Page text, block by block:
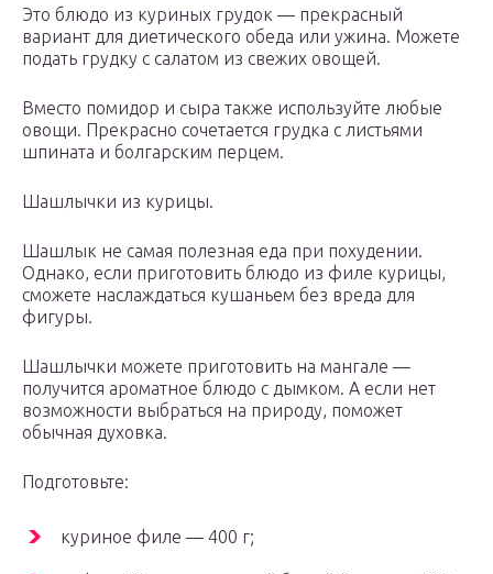
Это блюдо из куриных грудок — прекрасный
вариант для диетического обеда или ужина. Можете
подать грудку с салатом из свежих овощей.
Вместо помидор и сыра также используйте любые
овощи. Прекрасно сочетается грудка с листьями
шпината и болгарским перцем.
Шашлычки из курицы.
Шашлык не самая полезная еда при похудении.
Однако, если приготовить блюдо из филе курицы,
сможете наслаждаться кушаньем без вреда для
фигуры.
Шашлычки можете приготовить на мангале —
получится ароматное блюдо с дымком. А если нет
возможности выбраться на природу, поможет
обычная духовка.
Подготовьте:
куриное филе — 400 г;